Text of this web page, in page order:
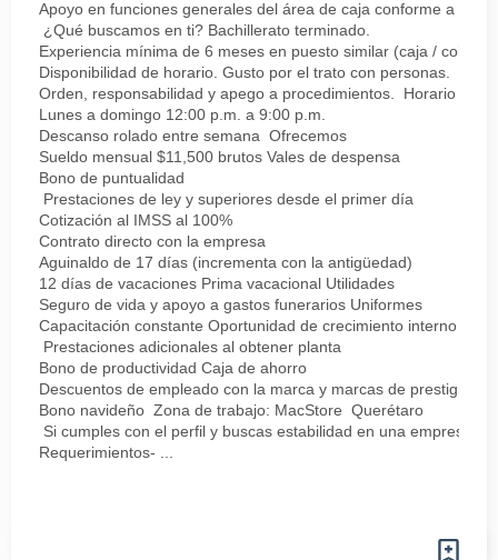
Apoyo en funciones generales del área de caja conforme a
¿Qué buscamos en ti? Bachillerato terminado.
Experiencia mínima de 6 meses en puesto similar (caja / cobro).
Disponibilidad de horario. Gusto por el trato con personas.
Orden, responsabilidad y apego a procedimientos. Horario
Lunes a domingo 12:00 p.m. a 9:00 p.m.
Descanso rolado entre semana Ofrecemos
Sueldo mensual $11,500 brutos Vales de despensa
Bono de puntualidad
Prestaciones de ley y superiores desde el primer día
Cotización al IMSS al 100%
Contrato directo con la empresa
Aguinaldo de 17 días (incrementa con la antigüedad)
12 días de vacaciones Prima vacacional Utilidades
Seguro de vida y apoyo a gastos funerarios Uniformes
Capacitación constante Oportunidad de crecimiento interno
Prestaciones adicionales al obtener planta
Bono de productividad Caja de ahorro
Descuentos de empleado con la marca y marcas de prestigio
Bono navideño Zona de trabajo: MacStore Querétaro
Si cumples con el perfil y buscas estabilidad en una empresa
Requerimientos- ...